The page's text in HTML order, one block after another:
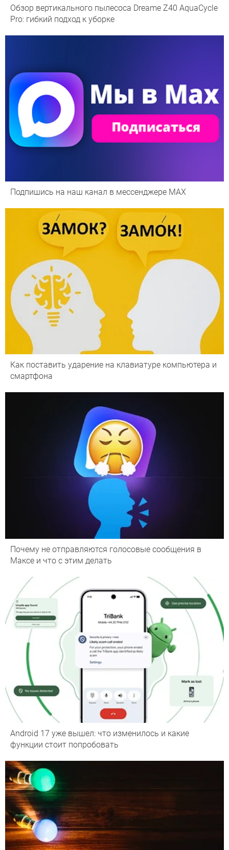
Обзор вертикального пылесоса Dreame Z40 AquaCycle
Pro: гибкий подход к уборке
Подпишись на наш канал в мессенджере МАХ
Как поставить ударение на клавиатуре компьютера и
смартфона
Почему не отправляются голосовые сообщения в
Максе и что с этим делать
Android 17 уже вышел: что изменилось и какие
функции стоит попробовать